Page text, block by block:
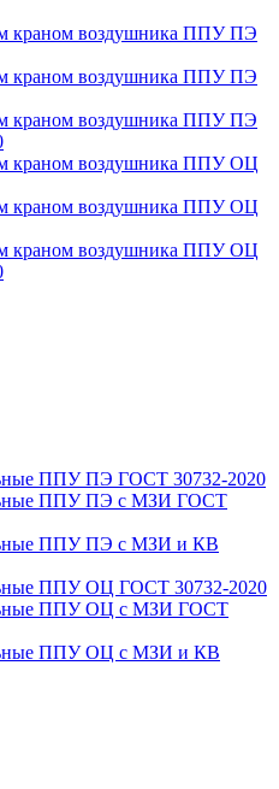
краном воздушника ППУ ПЭ
краном воздушника ППУ ПЭ
краном воздушника ППУ ПЭ
краном воздушника ППУ ОЦ
краном воздушника ППУ ОЦ
краном воздушника ППУ ОЦ
ППУ ПЭ ГОСТ 30732-2020
ППУ ПЭ с МЗИ ГОСТ
ППУ ПЭ с МЗИ и КВ
ППУ ОЦ ГОСТ 30732-2020
ППУ ОЦ с МЗИ ГОСТ
ППУ ОЦ с МЗИ и КВ